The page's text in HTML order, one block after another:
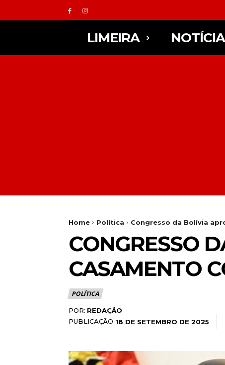
LIMEIRA NOTÍCIA
Home Política Congresso da Bolívia
CONGRESSO
CASAMENTO
POLÍTICA
POR: REDAÇÃO
PUBLICAÇÃO 18 DE SETEMBRO DE 2025